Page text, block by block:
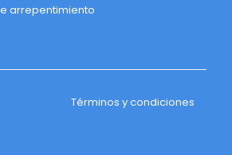
arrepentimiento
Términos y condiciones